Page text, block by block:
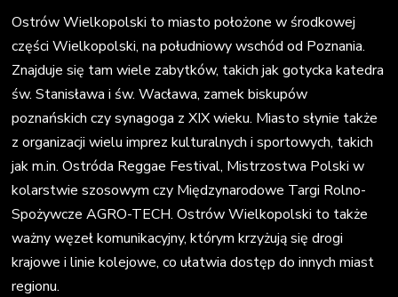
Ostrów Wielkopolski to miasto położone w środkowej
części Wielkopolski, na południowy wschód od Poznania.
Znajduje się tam wiele zabytków, takich jak gotycka katedra
św. Stanisława i św. Wacława, zamek biskupów
poznańskich czy synagoga z XIX wieku. Miasto słynie także
z organizacji wielu imprez kulturalnych i sportowych, takich
jak m.in. Ostróda Reggae Festival, Mistrzostwa Polski w
kolarstwie szosowym czy Międzynarodowe Targi Rolno-
Spożywcze AGRO-TECH. Ostrów Wielkopolski to także
ważny węzeł komunikacyjny, którym krzyżują się drogi
krajowe i linie kolejowe, co ułatwia dostęp do innych miast
regionu.